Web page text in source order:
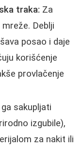
traka: Za
Deblji
posao i daje
korišćenje
provlačenje
sakupljati
izgubile),
za nakit ili